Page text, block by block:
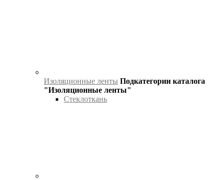
Изоляционные ленты Подкатегории каталога
"Изоляционные ленты"
Стеклоткань